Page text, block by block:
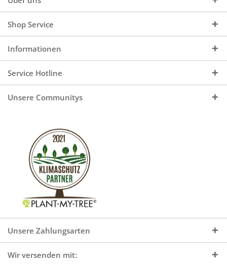
Shop Service
Informationen
Service Hotline
Unsere Communitys
Unsere Zahlungsarten
Wir versenden mit: